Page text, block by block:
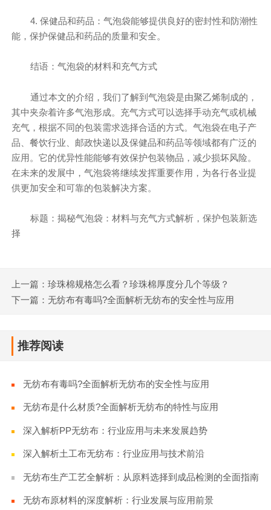
4. 保健品和药品：气泡袋能够提供良好的密封性和防潮性
能，保护保健品和药品的质量和安全。
结语：气泡袋的材料和充气方式
通过本文的介绍，我们了解到气泡袋是由聚乙烯制成的，
其中夹杂着许多气泡形成。充气方式可以选择手动充气或机械
充气，根据不同的包装需求选择合适的方式。气泡袋在电子产
品、餐饮行业、邮政快递以及保健品和药品等领域都有广泛的
应用。它的优异性能能够有效保护包装物品，减少损坏风险。
在未来的发展中，气泡袋将继续发挥重要作用，为各行各业提
供更加安全和可靠的包装解决方案。
标题：揭秘气泡袋：材料与充气方式解析，保护包装新选
择
上一篇：珍珠棉规格怎么看？珍珠棉厚度分几个等级？
下一篇：无纺布有毒吗?全面解析无纺布的安全性与应用
推荐阅读
无纺布有毒吗?全面解析无纺布的安全性与应用
无纺布是什么材质?全面解析无纺布的特性与应用
深入解析PP无纺布：行业应用与未来发展趋势
深入解析土工布无纺布：行业应用与技术前沿
无纺布生产工艺全解析：从原料选择到成品检测的全面指南
无纺布原材料的深度解析：行业发展与应用前景